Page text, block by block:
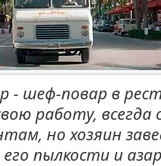
- шеф-повар в
работу,
но хозяин
пылкости и